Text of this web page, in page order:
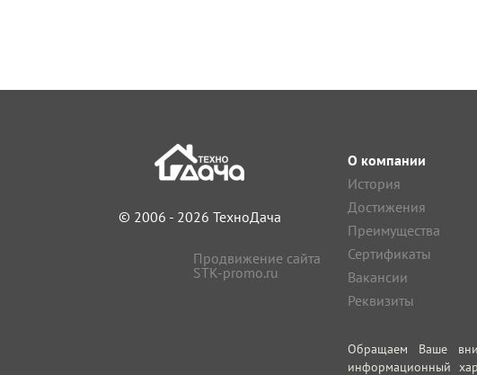
© 2006 - 2026 ТехноДача
Продвижение сайта
STK-promo.ru
О компании
История
Достижения
Преимущества
Сертификаты
Вакансии
Реквизиты
Обращаем Ваше
информационный